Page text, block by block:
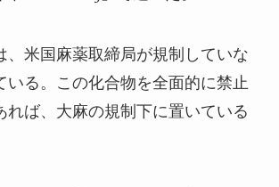
、米国麻薬取締局が規制していな
いる。この化合物を全面的に禁止
れば、大麻の規制下に置いている